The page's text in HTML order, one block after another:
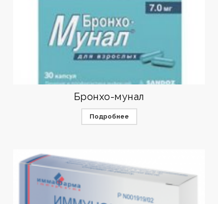
Бронхо-мунал
Подробнее